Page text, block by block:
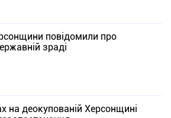
повідомили про
зраді
на деокупованій Херсонщині